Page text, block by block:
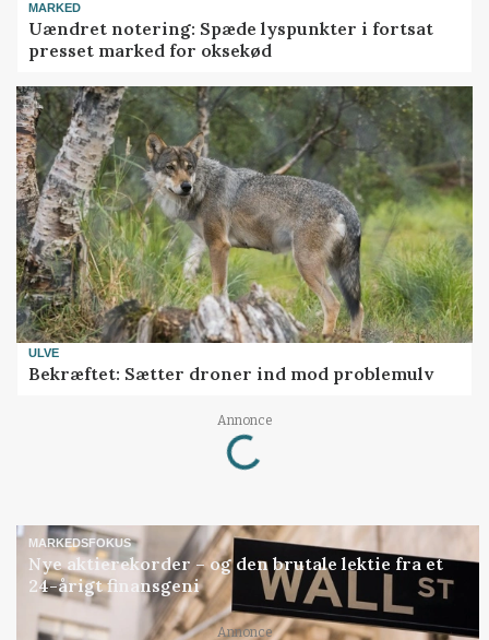
MARKED
Uændret notering: Spæde lyspunkter i fortsat
presset marked for oksekød
ULVE
Bekræftet: Sætter droner ind mod problemulv
Annonce
Loading...
MARKEDSFOKUS
Nye aktierekorder – og den brutale lektie fra et
24-årigt finansgeni
Annonce